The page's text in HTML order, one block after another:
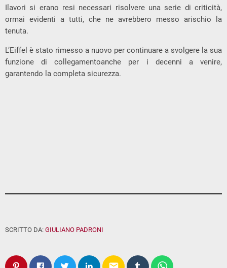
Ilavori si erano resi necessari risolvere una serie di criticità,
ormai evidenti a tutti, che ne avrebbero messo arischio la
tenuta.
L’Eiffel è stato rimesso a nuovo per continuare a svolgere la sua
funzione di collegamentoanche per i decenni a venire,
garantendo la completa sicurezza.
SCRITTO DA: GIULIANO PADRONI